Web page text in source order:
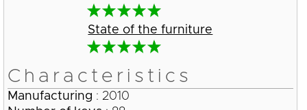
State of the furniture
Characteristics
Manufacturing : 2010